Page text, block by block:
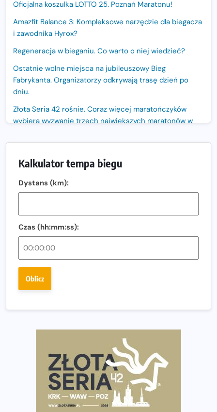
Oficjalna koszulka LOTTO 25. Poznań Maratonu!
Amazfit Balance 3: Kompleksowe narzędzie dla biegacza
i zawodnika Hyrox?
Regeneracja w bieganiu. Co warto o niej wiedzieć?
Ostatnie wolne miejsca na jubileuszowy Bieg
Fabrykanta. Organizatorzy odkrywają trasę dzień po
dniu.
Złota Seria 42 rośnie. Coraz więcej maratończyków
wybiera wyzwanie trzech największych maratonów w
Największy Bieg Powstania Warszawskiego w historii.
Ponad 12 tysięcy uczestników pobiegło dla Bohaterów!
Co ma dużo białka? Produkty, które warto włączyć do
diety
Rozbiegany Olsztyn szykuje się na weekend z
Wystartuje rekordowa liczba uczestników
poradnik przed startem
Ile razy w tygodniu biegać? 3 treningi wystarczą? Jak
często biegać, żeby robić postępy
Już w ten weekend! Przed nami Nocny Portowy Maraton
i Półmaraton Szczeciński. Wszystko, co warto wiedzieć
European Marathon Classics – jak zweryfikować swój
Kalkulator tempa biegu
Dystans (km):
Czas (hh:mm:ss):
Oblicz